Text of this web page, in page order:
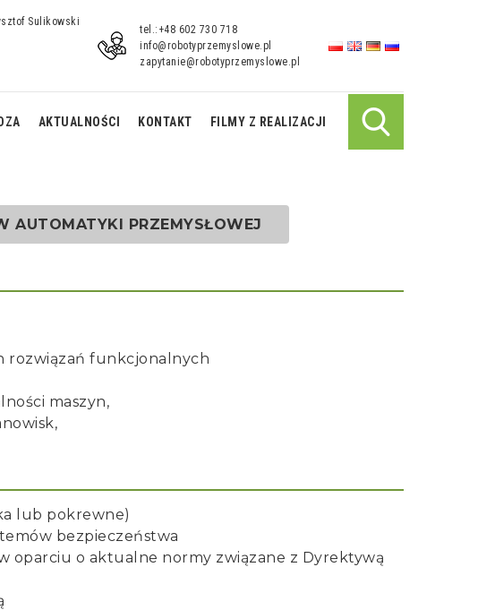
Sulikowski
tel.:+48 602 730 718
info@robotyprzemyslowe.pl
zapytanie@robotyprzemyslowe.pl
Robot Spawający FANUC M-
710iC/20L
AKTUALNOŚCI KONTAKT FILMY Z REALIZACJI
AUTOMATYKI PRZEMYSŁOWEJ
rozwiązań funkcjonalnych
maszyn,
lub pokrewne)
bezpieczeństwa
oparciu o aktualne normy związane z Dyrektywą